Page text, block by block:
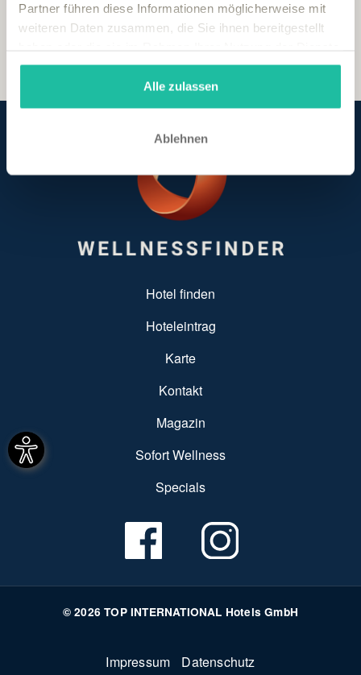
Partner führen diese Informationen möglicherweise mit
weiteren Daten zusammen, die Sie ihnen bereitgestellt
gesammelt haben.
Alle zulassen
Ablehnen
Hotel finden
Hoteleintrag
Karte
Kontakt
Magazin
Sofort Wellness
Specials
© 2026 TOP INTERNATIONAL Hotels GmbH
FußzeileImpressum Datenschutz